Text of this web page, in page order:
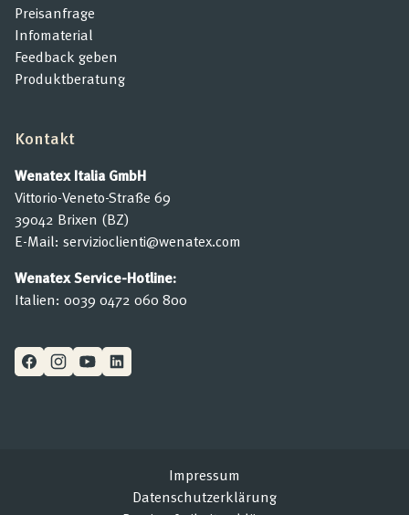
Preisanfrage
Infomaterial
Feedback geben
Produktberatung
Kontakt
Wenatex Italia GmbH
Vittorio-Veneto-Straße 69
39042 Brixen (BZ)
E-Mail: servizioclienti@wenatex.com
Wenatex Service-Hotline:
Italien: 0039 0472 060 800
Impressum
Datenschutzerklärung